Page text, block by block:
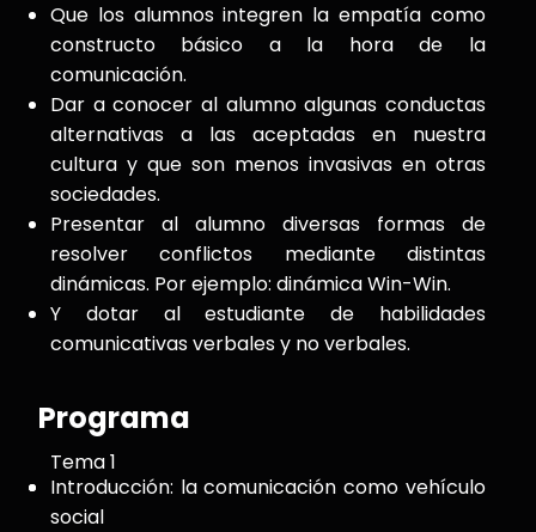
Que los alumnos integren la empatía como
constructo básico a la hora de la
comunicación.
Dar a conocer al alumno algunas conductas
alternativas a las aceptadas en nuestra
cultura y que son menos invasivas en otras
sociedades.
Presentar al alumno diversas formas de
resolver conflictos mediante distintas
dinámicas. Por ejemplo: dinámica Win-Win.
Y dotar al estudiante de habilidades
comunicativas verbales y no verbales.
Programa
Tema 1
Introducción: la comunicación como vehículo
social